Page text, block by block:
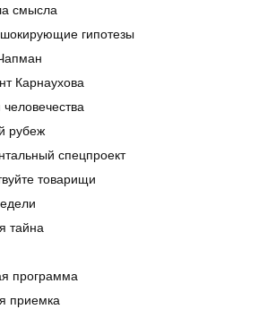
смысла
гипотезы
Карнаухова
человечества
рубеж
спецпроект
товарищи
тайна
программа
приемка